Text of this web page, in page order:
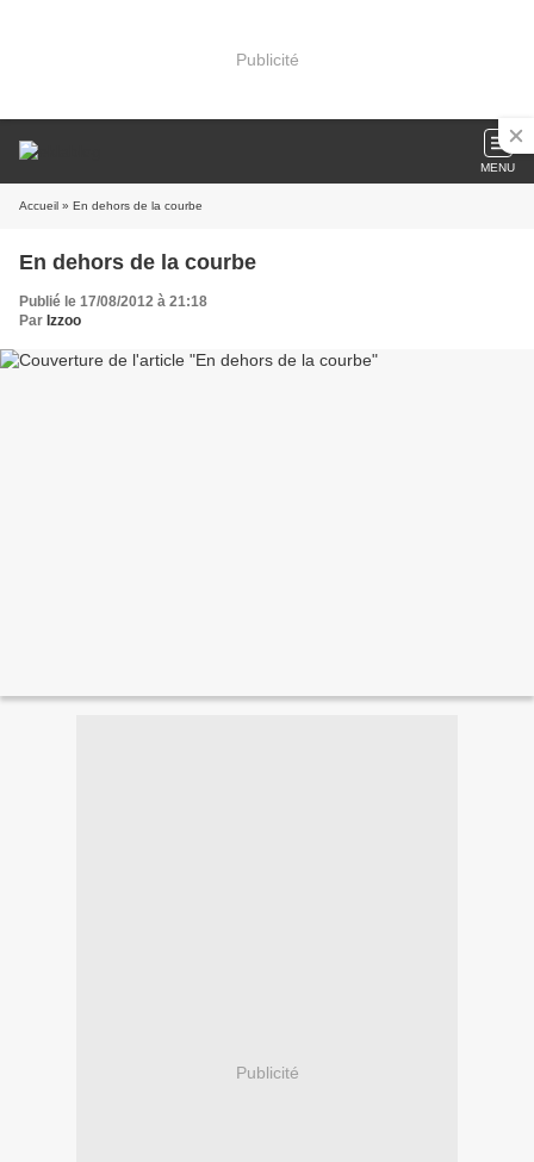
Publicité
MENU
Accueil » En dehors de la courbe
En dehors de la courbe
Publié le 17/08/2012 à 21:18
Par Izzoo
Publicité